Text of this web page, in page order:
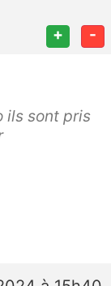
+ -
ils sont pris